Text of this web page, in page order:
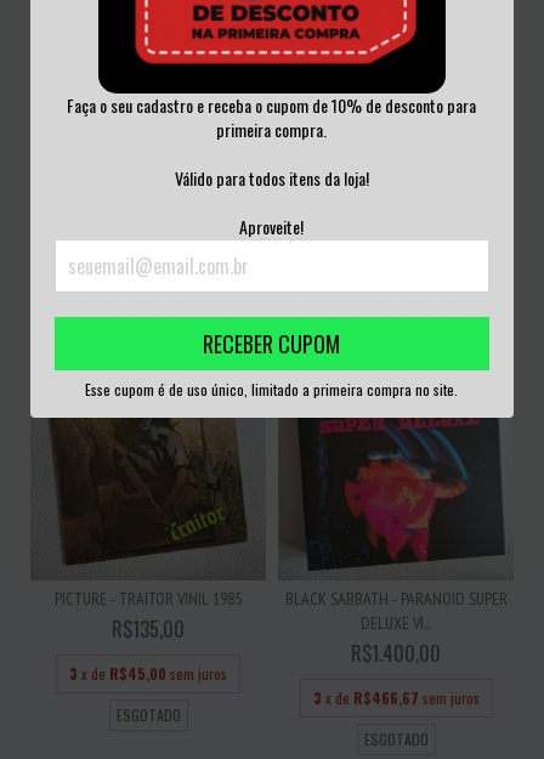
Faça o seu cadastro e receba o cupom de 10% de desconto para
primeira compra.
Válido para todos itens da loja!
Aproveite!
RECEBER CUPOM
Esse cupom é de uso único, limitado a primeira compra no site.
NIGHTMARE V...
ESGOTADO
ESGOTADO
PICTURE - TRAITOR VINIL 1985
R$135,00
3 x de R$45,00 sem juros
ESGOTADO
BLACK SABBATH - PARANOID SUPER
DELUXE VI...
R$1.400,00
3 x de R$466,67 sem juros
ESGOTADO